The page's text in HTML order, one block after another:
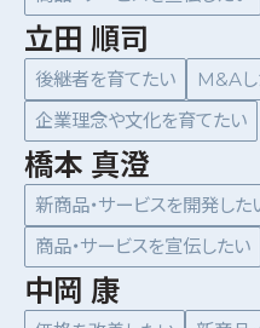
立田 順司
後継者を育てたい
M&A
企業理念や文化を育てたい
橋本 真澄
新商品・サービスを開発した
商品・サービスを宣伝したい
中岡 康